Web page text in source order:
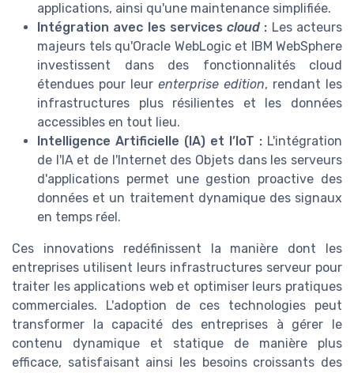
applications, ainsi qu'une maintenance simplifiée.
Intégration avec les servicescloud : Les acteurs
majeurs tels qu'Oracle WebLogic et IBM WebSphere
investissent dans des fonctionnalités cloud
étendues pour leur enterprise edition, rendant les
infrastructures plus résilientes et les données
accessibles en tout lieu.
Intelligence Artificielle (IA) et l’IoT : L'intégration
de l'IA et de l'Internet des Objets dans les serveurs
d'applications permet une gestion proactive des
données et un traitement dynamique des signaux
en temps réel.
Ces innovations redéfinissent la manière dont les
entreprises utilisent leurs infrastructures serveur pour
traiter les applications web et optimiser leurs pratiques
commerciales. L'adoption de ces technologies peut
transformer la capacité des entreprises à gérer le
contenu dynamique et statique de manière plus
efficace, satisfaisant ainsi les besoins croissants des